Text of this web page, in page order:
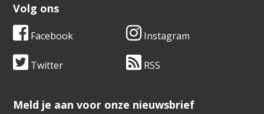
Volg ons
Facebook Instagram
Twitter RSS
​​​​​​​Meld je aan voor onze nieuwsbrief